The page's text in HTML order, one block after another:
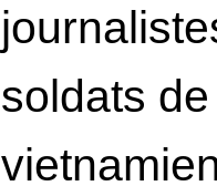
soldats de